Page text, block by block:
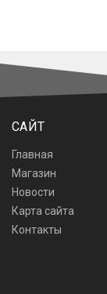
САЙТ
Главная
Магазин
Новости
Карта сайта
Контакты